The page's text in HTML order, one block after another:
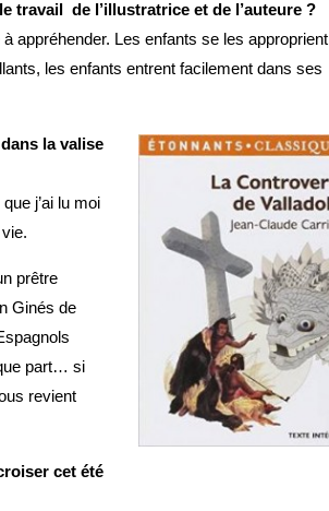
travail de l’illustratrice et de l’auteure ?
appréhender. Les enfants se les approprient
les enfants entrent facilement dans ses
la valise
j’ai lu moi
prêtre
Ginés de
part… si
revient
cet été